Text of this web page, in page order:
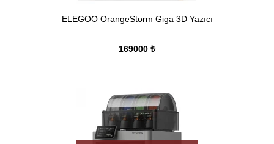
ELEGOO OrangeStorm Giga 3D Yazıcı
169000 ₺